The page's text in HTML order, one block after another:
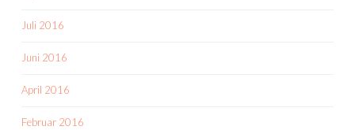
Juli 2016
Juni 2016
April 2016
Februar 2016